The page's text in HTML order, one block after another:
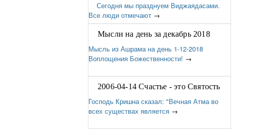
Сегодня мы празднуем Виджаядасами.
Все люди отмечают →
Мысли на день за декабрь 2018
Мысль из Ашрама на день 1-12-2018
Воплощения Божественности! →
2006-04-14 Счастье - это Святость
Господь Кришна сказал: "Вечная Атма во
всех существах является →